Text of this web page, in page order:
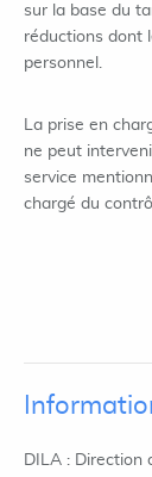
sur la base du
réductions dont
personnel.
La prise en
ne peut
service
chargé du
DILA : Direction